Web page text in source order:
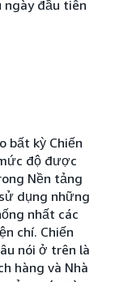
ngày đầu tiên
bất kỳ Chiến
độ được
Nền tảng
dụng những
nhất các
chí. Chiến
nói ở trên là
hàng và Nhà